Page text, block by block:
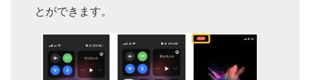
とができます。